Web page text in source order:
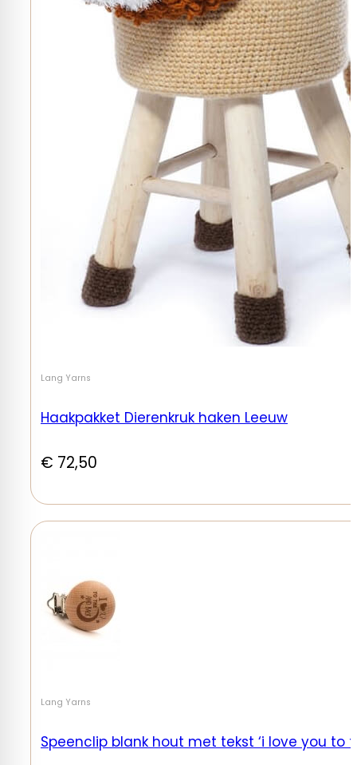
Lang Yarns
Haakpakket Dierenkruk haken Leeuw
€ 72,50
Lang Yarns
Speenclip blank hout met tekst ‘i love you to